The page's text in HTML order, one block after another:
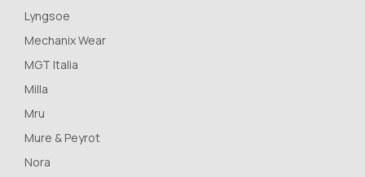
Lyngsoe
Mechanix Wear
MGT Italia
Milla
Mru
Mure & Peyrot
Nora